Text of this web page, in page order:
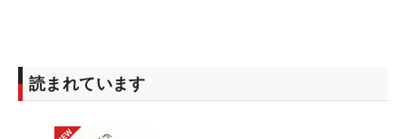
読まれています